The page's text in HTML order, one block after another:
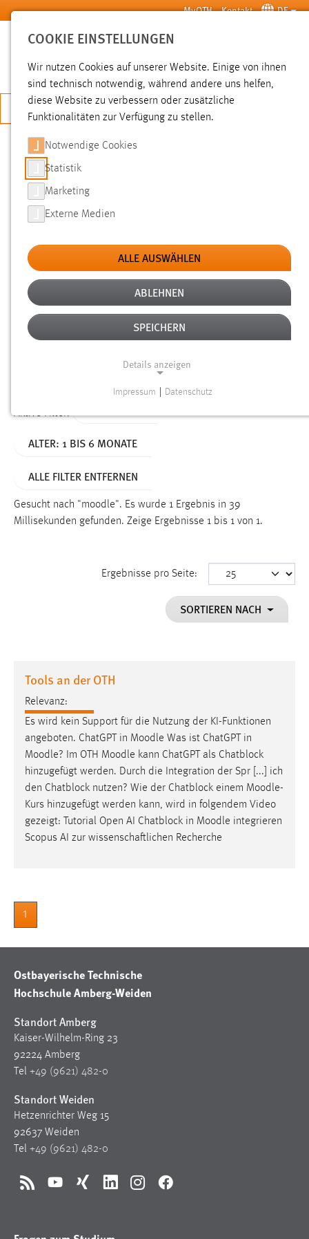
Zum Hauptinhalt springen MyOTH Kontakt DE
SUCHE
JETZT BEWERBEN
SUCHE
FILTER
Typ
Erstellungsdatum
Alter
Aktive Filter:
ALTER: 1 BIS 6 MONATE
ALLE FILTER ENTFERNEN
Gesucht nach "moodle". Es wurde 1 Ergebnis in 39
Millisekunden gefunden. Zeige Ergebnisse 1 bis 1 von 1.
Ergebnisse pro Seite:
SORTIEREN NACH
Tools an der OTH
Relevanz:
Es wird kein Support für die Nutzung der KI-Funktionen
angeboten. ChatGPT in Moodle Was ist ChatGPT in
Moodle? Im OTH Moodle kann ChatGPT als Chatblock
hinzugefügt werden. Durch die Integration der Spr [...] ich
den Chatblock nutzen? Wie der Chatblock einem Moodle-
Kurs hinzugefügt werden kann, wird in folgendem Video
gezeigt: Tutorial Open AI Chatblock in Moodle integrieren
Scopus AI zur wissenschaftlichen Recherche
1
Ostbayerische Technische
Hochschule Amberg-Weiden
Standort Amberg
Kaiser-Wilhelm-Ring 23
92224 Amberg
Tel +49 (9621) 482-0
Standort Weiden
Hetzenrichter Weg 15
92637 Weiden
Tel +49 (9621) 482-0
RSS YouTubeXing LinkedInInstagramFacebook
COOKIE EINSTELLUNGEN
Wir nutzen Cookies auf unserer Website. Einige von ihnen
sind technisch notwendig, während andere uns helfen,
diese Website zu verbessern oder zusätzliche
Funktionalitäten zur Verfügung zu stellen.
Notwendige Cookies
Statistik
Marketing
Externe Medien
ALLE AUSWÄHLEN
ABLEHNEN
SPEICHERN
Details anzeigen
Funktionen und sind für die einwandfreie Funktion der
Name:
Dieser Cookie speichert die ausgewählten Einverständnis-
Performance
Name:
staticfilecache
Zweck:
Für performante Seitenauslieferung wird in diesem Cookie
gespeichert, ob man eingeloggt ist.
Sprachpräferenz
Name:
Chat
MibewSessionID, MIBEW_UserID, mibew_locale, mibew-
chat-frame-style-5e9dbeb1811c0446
Zweck:
Wird benötigt um die Chatfunktion nutzen zu können.
Cookie Laufzeit:
MibewSessionID, mibew-chat-frame-style-
5e9dbeb1811c0446 = Sitzungslaufzeit, mibew_locale = 3
Jahre, MIBEW_UserID = 1 Jahr
Login
Impressum Datenschutz